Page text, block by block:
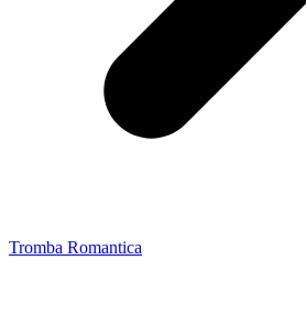
Tromba Romantica